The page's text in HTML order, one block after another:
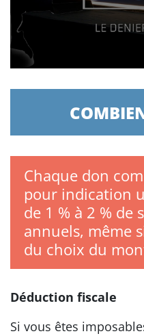
Chaque don
pour indication
de 1 % à 2 % de
annuels, même
du choix du
Déduction fiscale
Si vous êtes